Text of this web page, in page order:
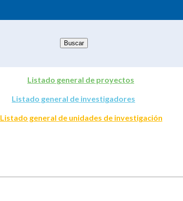
Listado general de proyectos
Listado general de investigadores
Listado general de unidades de investigación